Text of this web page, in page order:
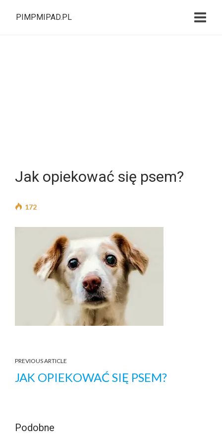
PIMPMIPAD.PL
Jak opiekować się psem?
172
PREVIOUS ARTICLE
JAK OPIEKOWAĆ SIĘ PSEM?
Podobne